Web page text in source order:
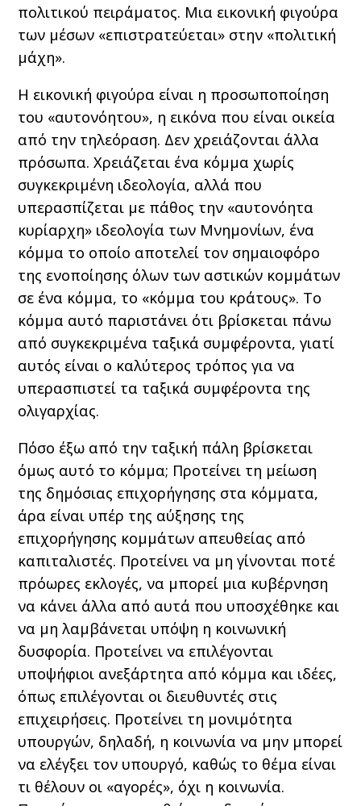
πολιτικού πειράματος. Μια εικονική φιγούρα
των μέσων «επιστρατεύεται» στην «πολιτική
μάχη».
Η εικονική φιγούρα είναι η προσωποποίηση
του «αυτονόητου», η εικόνα που είναι οικεία
από την τηλεόραση. Δεν χρειάζονται άλλα
πρόσωπα. Χρειάζεται ένα κόμμα χωρίς
συγκεκριμένη ιδεολογία, αλλά που
υπερασπίζεται με πάθος την «αυτονόητα
κυρίαρχη» ιδεολογία των Μνημονίων, ένα
κόμμα το οποίο αποτελεί τον σημαιοφόρο
της ενοποίησης όλων των αστικών κομμάτων
σε ένα κόμμα, το «κόμμα του κράτους». Το
κόμμα αυτό παριστάνει ότι βρίσκεται πάνω
από συγκεκριμένα ταξικά συμφέροντα, γιατί
αυτός είναι ο καλύτερος τρόπος για να
υπερασπιστεί τα ταξικά συμφέροντα της
ολιγαρχίας.
Πόσο έξω από την ταξική πάλη βρίσκεται
όμως αυτό το κόμμα; Προτείνει τη μείωση
της δημόσιας επιχορήγησης στα κόμματα,
άρα είναι υπέρ της αύξησης της
επιχορήγησης κομμάτων απευθείας από
καπιταλιστές. Προτείνει να μη γίνονται ποτέ
πρόωρες εκλογές, να μπορεί μια κυβέρνηση
να κάνει άλλα από αυτά που υποσχέθηκε και
να μη λαμβάνεται υπόψη η κοινωνική
δυσφορία. Προτείνει να επιλέγονται
υποψήφιοι ανεξάρτητα από κόμμα και ιδέες,
όπως επιλέγονται οι διευθυντές στις
επιχειρήσεις. Προτείνει τη μονιμότητα
υπουργών, δηλαδή, η κοινωνία να μην μπορεί
να ελέγξει τον υπουργό, καθώς το θέμα είναι
τι θέλουν οι «αγορές», όχι η κοινωνία.